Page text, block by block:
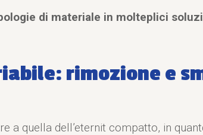
di materiale in molteplici
rimozione e
a quella dell’eternit compatto, in